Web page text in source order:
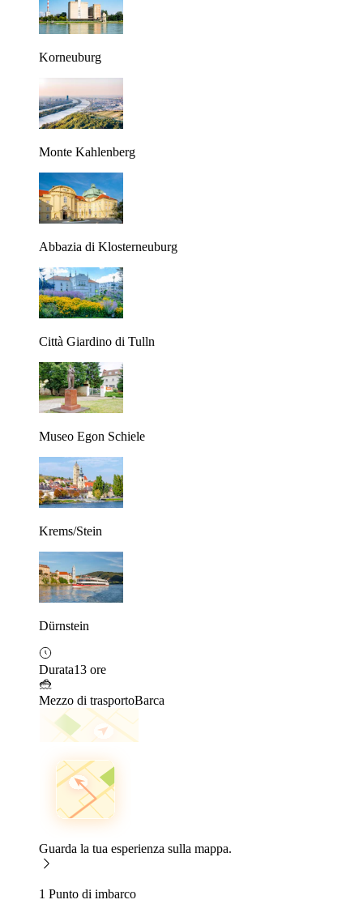
Korneuburg
Monte Kahlenberg
Abbazia di Klosterneuburg
Città Giardino di Tulln
Museo Egon Schiele
Krems/Stein
Dürnstein
Durata13 ore
Mezzo di trasportoBarca
Guarda la tua esperienza sulla mappa.
1 Punto di imbarco